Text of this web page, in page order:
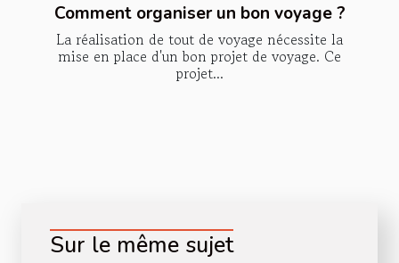
Comment organiser un bon voyage ?
La réalisation de tout de voyage nécessite la
mise en place d'un bon projet de voyage. Ce
projet...
Sur le même sujet